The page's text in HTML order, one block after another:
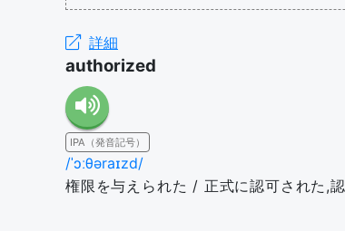
詳細
authorized
IPA（発音記号）
/ˈɔːθəraɪzd/
権限を与えられた / 正式に認可された,